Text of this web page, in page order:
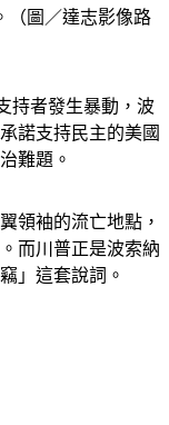
（圖／達志影像路
持者發生暴動，波
諾支持民主的美國
難題。
領袖的流亡地點，
而川普正是波索納
」這套說詞。